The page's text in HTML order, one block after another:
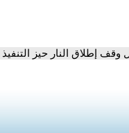
إطلاق النار حيز التنفيذ